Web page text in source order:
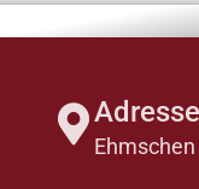
Adresse
Ehmschen